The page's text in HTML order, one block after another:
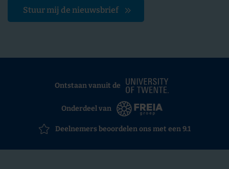
Stuur mij de nieuwsbrief
Ontstaan vanuit de
Onderdeel van
Deelnemers beoordelen ons met een 9.1